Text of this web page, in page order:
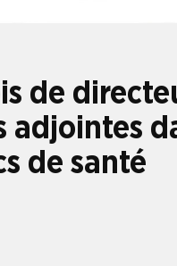
de
adjointes
de santé